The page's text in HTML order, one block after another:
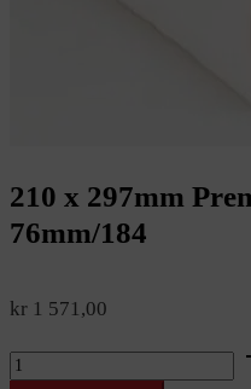
210 x 297mm
76mm/184
kr 1 571,00
210